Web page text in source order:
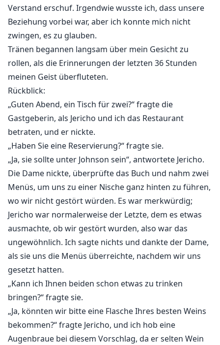
Verstand erschuf. Irgendwie wusste ich, dass unsere
Beziehung vorbei war, aber ich konnte mich nicht
zwingen, es zu glauben.
Tränen begannen langsam über mein Gesicht zu
rollen, als die Erinnerungen der letzten 36 Stunden
meinen Geist überfluteten.
Rückblick:
„Guten Abend, ein Tisch für zwei?“ fragte die
Gastgeberin, als Jericho und ich das Restaurant
betraten, und er nickte.
„Haben Sie eine Reservierung?“ fragte sie.
„Ja, sie sollte unter Johnson sein“, antwortete Jericho.
Die Dame nickte, überprüfte das Buch und nahm zwei
Menüs, um uns zu einer Nische ganz hinten zu führen,
wo wir nicht gestört würden. Es war merkwürdig;
Jericho war normalerweise der Letzte, dem es etwas
ausmachte, ob wir gestört wurden, also war das
ungewöhnlich. Ich sagte nichts und dankte der Dame,
als sie uns die Menüs überreichte, nachdem wir uns
gesetzt hatten.
„Kann ich Ihnen beiden schon etwas zu trinken
bringen?“ fragte sie.
„Ja, könnten wir bitte eine Flasche Ihres besten Weins
bekommen?“ fragte Jericho, und ich hob eine
Augenbraue bei diesem Vorschlag, da er selten Wein